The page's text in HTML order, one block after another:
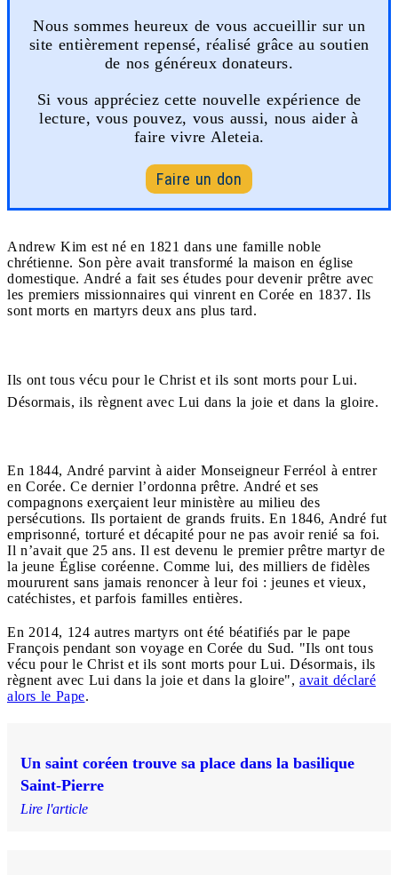
Nous sommes heureux de vous accueillir sur un
site entièrement repensé, réalisé grâce au soutien
de nos généreux donateurs.
Si vous appréciez cette nouvelle expérience de
lecture, vous pouvez, vous aussi, nous aider à
faire vivre Aleteia.
Faire un don
Andrew Kim est né en 1821 dans une famille noble
chrétienne. Son père avait transformé la maison en église
domestique. André a fait ses études pour devenir prêtre avec
les premiers missionnaires qui vinrent en Corée en 1837. Ils
sont morts en martyrs deux ans plus tard.
Ils ont tous vécu pour le Christ et ils sont morts pour Lui.
Désormais, ils règnent avec Lui dans la joie et dans la gloire.
En 1844, André parvint à aider Monseigneur Ferréol à entrer
en Corée. Ce dernier l’ordonna prêtre. André et ses
compagnons exerçaient leur ministère au milieu des
persécutions. Ils portaient de grands fruits. En 1846, André fut
emprisonné, torturé et décapité pour ne pas avoir renié sa foi.
Il n’avait que 25 ans. Il est devenu le premier prêtre martyr de
la jeune Église coréenne. Comme lui, des milliers de fidèles
moururent sans jamais renoncer à leur foi : jeunes et vieux,
catéchistes, et parfois familles entières.
En 2014, 124 autres martyrs ont été béatifiés par le pape
François pendant son voyage en Corée du Sud. "Ils ont tous
vécu pour le Christ et ils sont morts pour Lui. Désormais, ils
règnent avec Lui dans la joie et dans la gloire", avait déclaré
alors le Pape.
Un saint coréen trouve sa place dans la basilique
Saint-Pierre
Lire l'article